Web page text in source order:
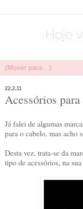
22.2.11
Acessórios
Já falei de algumas
para o cabelo, mas acho
Desta vez, trata-se da
tipo de acessórios, na